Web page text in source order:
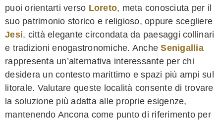
puoi orientarti verso Loreto, meta conosciuta per il
suo patrimonio storico e religioso, oppure scegliere
Jesi, città elegante circondata da paesaggi collinari
e tradizioni enogastronomiche. AncheSenigallia
rappresenta un’alternativa interessante per chi
desidera un contesto marittimo e spazi più ampi sul
litorale. Valutare queste località consente di trovare
la soluzione più adatta alle proprie esigenze,
mantenendo Ancona come punto di riferimento per